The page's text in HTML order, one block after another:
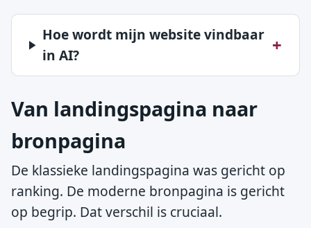
Hoe wordt mijn website vindbaar
in AI?
Van landingspagina naar
bronpagina
De klassieke landingspagina was gericht op
ranking. De moderne bronpagina is gericht
op begrip. Dat verschil is cruciaal.